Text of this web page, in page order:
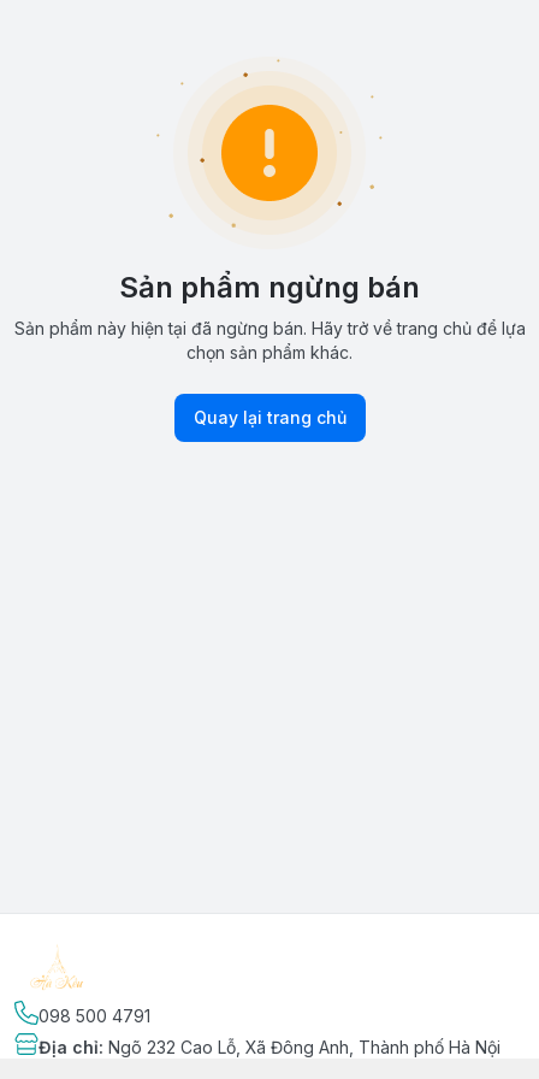
Sản phẩm ngừng bán
Sản phẩm này hiện tại đã ngừng bán. Hãy trở về trang chủ để lựa
chọn sản phẩm khác.
Quay lại trang chủ
098 500 4791
Địa chỉ: Ngõ 232 Cao Lỗ, Xã Đông Anh, Thành phố Hà Nội